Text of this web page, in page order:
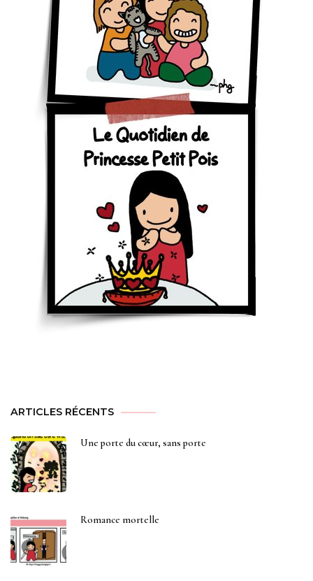
ARTICLES RÉCENTS
Une porte du cœur, sans porte
Romance mortelle